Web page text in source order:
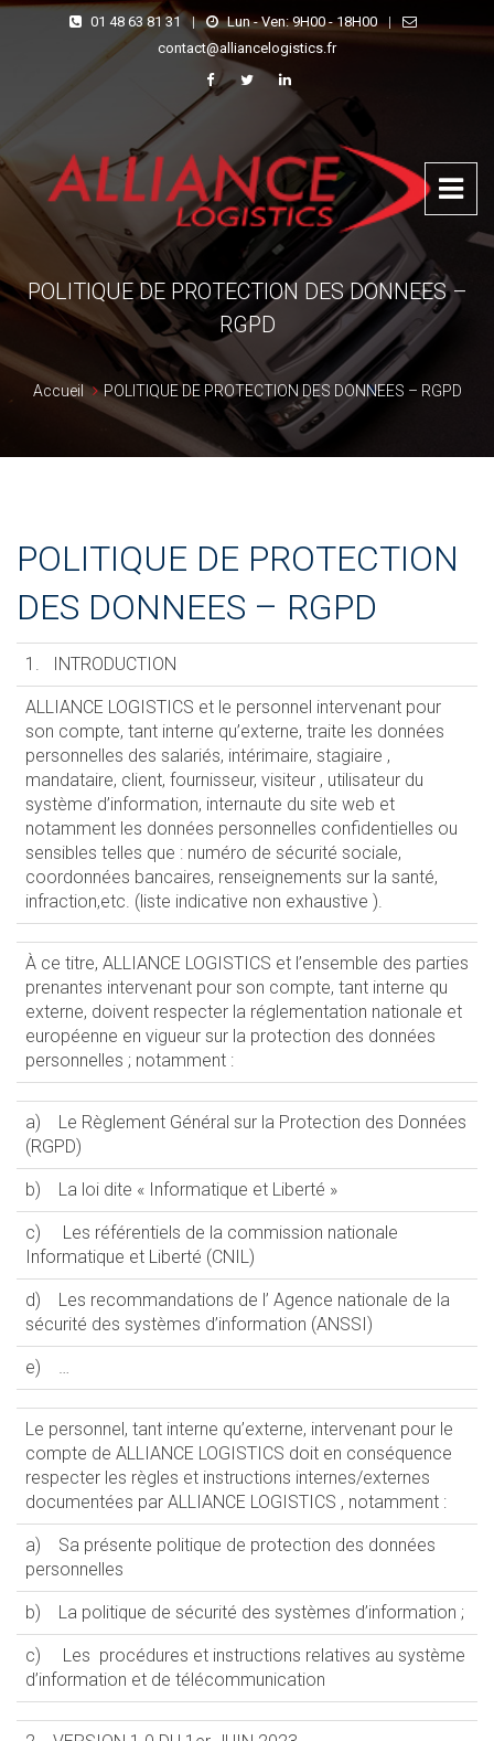
01 48 63 81 31 | Lun - Ven: 9H00 - 18H00
|
contact@alliancelogistics.fr
POLITIQUE DE PROTECTION DES DONNEES –
RGPD
Accueil POLITIQUE DE PROTECTION DES DONNEES – RGPD
POLITIQUE DE PROTECTION
DES DONNEES – RGPD
1. INTRODUCTION
ALLIANCE LOGISTICS et le personnel intervenant pour
son compte, tant interne qu’externe, traite les données
personnelles des salariés, intérimaire, stagiaire ,
mandataire, client, fournisseur, visiteur , utilisateur du
système d’information, internaute du site web et
notamment les données personnelles confidentielles ou
sensibles telles que : numéro de sécurité sociale,
coordonnées bancaires, renseignements sur la santé,
infraction,etc. (liste indicative non exhaustive ).
À ce titre, ALLIANCE LOGISTICS et l’ensemble des parties
prenantes intervenant pour son compte, tant interne qu
externe, doivent respecter la réglementation nationale et
européenne en vigueur sur la protection des données
personnelles ; notamment :
a) Le Règlement Général sur la Protection des Données
(RGPD)
b) La loi dite « Informatique et Liberté »
c) Les référentiels de la commission nationale
Informatique et Liberté (CNIL)
d) Les recommandations de l’ Agence nationale de la
sécurité des systèmes d’information (ANSSI)
e) …
Le personnel, tant interne qu’externe, intervenant pour le
compte de ALLIANCE LOGISTICS doit en conséquence
respecter les règles et instructions internes/externes
documentées par ALLIANCE LOGISTICS , notamment :
a) Sa présente politique de protection des données
personnelles
b) La politique de sécurité des systèmes d’information ;
c) Les procédures et instructions relatives au système
d’information et de télécommunication